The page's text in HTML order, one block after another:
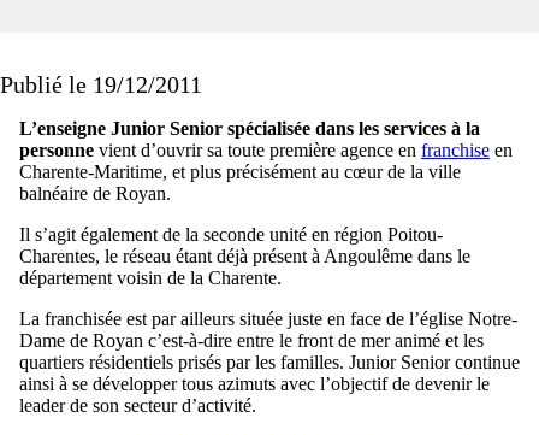
Publié le 19/12/2011
L’enseigne Junior Senior spécialisée dans les services à la
personne vient d’ouvrir sa toute première agence en franchise en
Charente-Maritime, et plus précisément au cœur de la ville
balnéaire de Royan.
Il s’agit également de la seconde unité en région Poitou-
Charentes, le réseau étant déjà présent à Angoulême dans le
département voisin de la Charente.
La franchisée est par ailleurs située juste en face de l’église Notre-
Dame de Royan c’est-à-dire entre le front de mer animé et les
quartiers résidentiels prisés par les familles. Junior Senior continue
ainsi à se développer tous azimuts avec l’objectif de devenir le
leader de son secteur d’activité.